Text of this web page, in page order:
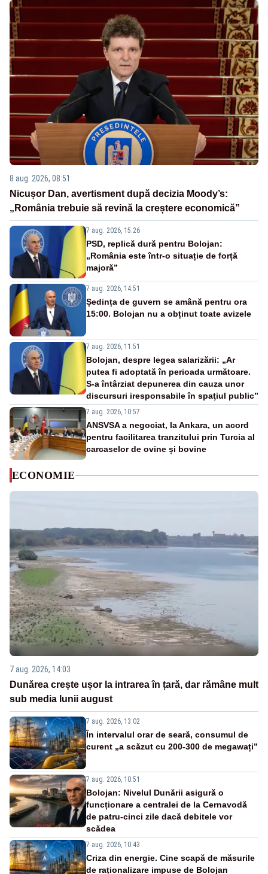
8 aug. 2026, 08:51
Nicușor Dan, avertisment după decizia Moody’s:
„România trebuie să revină la creștere economică”
7 aug. 2026, 15:26
PSD, replică dură pentru Bolojan:
„România este într-o situație de forță
majoră”
7 aug. 2026, 14:51
Ședința de guvern se amână pentru ora
15:00. Bolojan nu a obținut toate avizele
7 aug. 2026, 11:51
Bolojan, despre legea salarizării: „Ar
putea fi adoptată în perioada următoare.
S-a întârziat depunerea din cauza unor
discursuri iresponsabile în spaţiul public”
7 aug. 2026, 10:57
ANSVSA a negociat, la Ankara, un acord
pentru facilitarea tranzitului prin Turcia al
carcaselor de ovine și bovine
ECONOMIE
7 aug. 2026, 14:03
Dunărea crește ușor la intrarea în țară, dar rămâne mult
sub media lunii august
7 aug. 2026, 13:02
În intervalul orar de seară, consumul de
curent „a scăzut cu 200-300 de megawați”
7 aug. 2026, 10:51
Bolojan: Nivelul Dunării asigură o
funcționare a centralei de la Cernavodă
de patru-cinci zile dacă debitele vor
scădea
7 aug. 2026, 10:43
Criza din energie. Cine scapă de măsurile
de raționalizare impuse de Bolojan